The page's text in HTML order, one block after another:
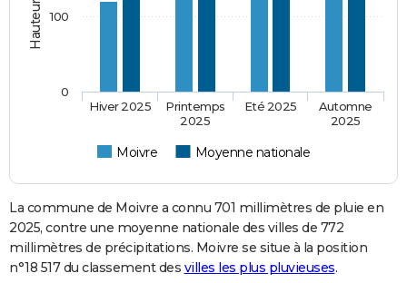
Moivre Moyenne nationale
Hiver 2025
Printemps
2025
Eté 2025
Automne
2025
0
100
La commune de Moivre a connu 701 millimètres de pluie en
2025, contre une moyenne nationale des villes de 772
millimètres de précipitations. Moivre se situe à la position
n°18 517 du classement des villes les plus pluvieuses.